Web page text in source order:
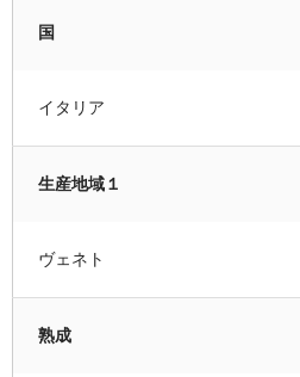
国
イタリア
生産地域１
ヴェネト
熟成